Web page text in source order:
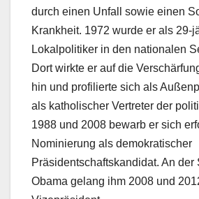
durch einen Unfall sowie einen
Krankheit. 1972 wurde er als 29-
Lokalpolitiker in den nationalen
Dort wirkte er auf die
hin und profilierte sich als
als katholischer Vertreter der
1988 und 2008 bewarb er sich
Nominierung als demokratischer
Präsidentschaftskandidat. An der
Obama gelang ihm 2008 und